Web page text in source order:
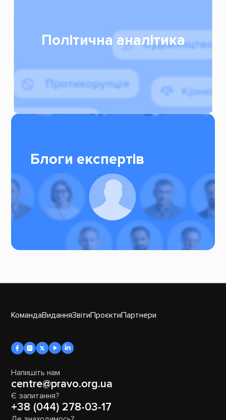
Політична аналітика
Блоги експертів
КомандаВиданняЗвітиПроєктиПартнери
Напишіть нам
centre@pravo.org.ua
Є запитання?
+38 (044) 278-03-17